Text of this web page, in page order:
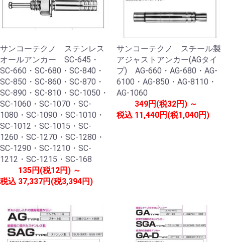
サンコーテクノ ステンレス
オールアンカー SC-645・
SC-660・SC-680・SC-840・
SC-850・SC-860・SC-870・
SC-890・SC-810・SC-1050・
SC-1060・SC-1070・SC-
1080・SC-1090・SC-1010・
SC-1012・SC-1015・SC-
1260・SC-1270・SC-1280・
SC-1290・SC-1210・SC-
1212・SC-1215・SC-168
税込
135円(税12円) ～
37,337円(税3,394円)
サンコーテクノ スチール製
アジャストアンカー(AGタイ
プ) AG-660・AG-680・AG-
6100・AG-850・AG-8110・
AG-1060
税込
349円(税32円) ～
11,440円(税1,040円)